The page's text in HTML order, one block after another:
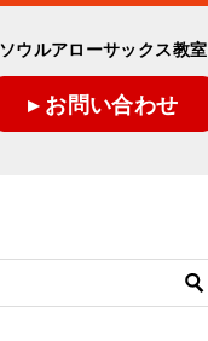
ソウルアローサックス教室
▸ お問い合わせ